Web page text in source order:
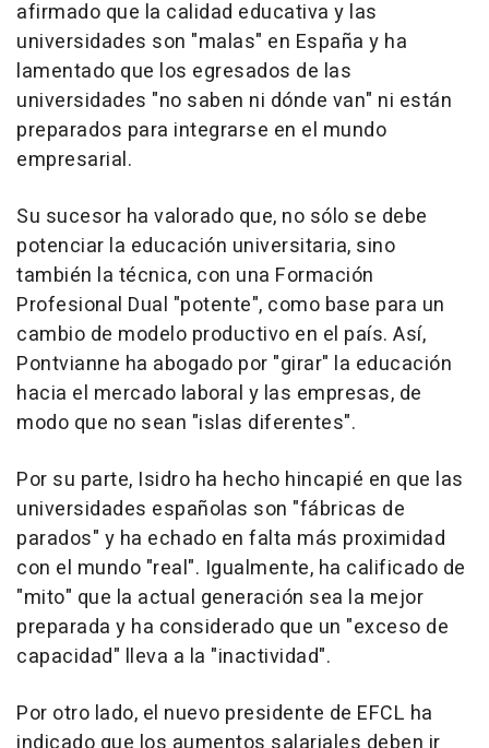
afirmado que la calidad educativa y las
universidades son "malas" en España y ha
lamentado que los egresados de las
universidades "no saben ni dónde van" ni están
preparados para integrarse en el mundo
empresarial.
Su sucesor ha valorado que, no sólo se debe
potenciar la educación universitaria, sino
también la técnica, con una Formación
Profesional Dual "potente", como base para un
cambio de modelo productivo en el país. Así,
Pontvianne ha abogado por "girar" la educación
hacia el mercado laboral y las empresas, de
modo que no sean "islas diferentes".
Por su parte, Isidro ha hecho hincapié en que las
universidades españolas son "fábricas de
parados" y ha echado en falta más proximidad
con el mundo "real". Igualmente, ha calificado de
"mito" que la actual generación sea la mejor
preparada y ha considerado que un "exceso de
capacidad" lleva a la "inactividad".
Por otro lado, el nuevo presidente de EFCL ha